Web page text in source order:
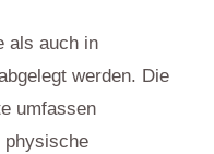
als auch in
werden. Die
umfassen
physische